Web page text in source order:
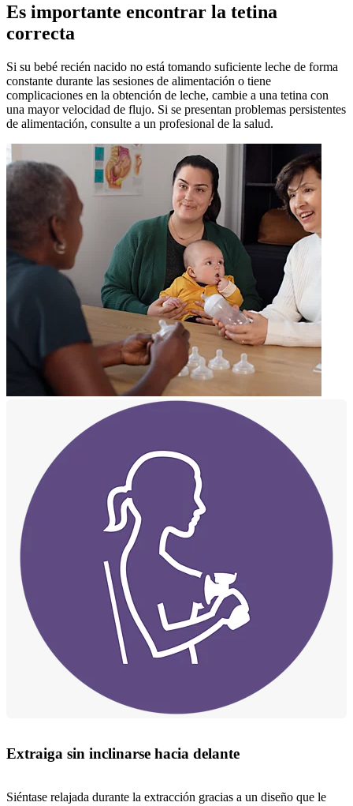
Es importante encontrar la tetina
correcta
Si su bebé recién nacido no está tomando suficiente leche de forma
constante durante las sesiones de alimentación o tiene
complicaciones en la obtención de leche, cambie a una tetina con
una mayor velocidad de flujo. Si se presentan problemas persistentes
de alimentación, consulte a un profesional de la salud.
Extraiga sin inclinarse hacia delante
Siéntase relajada durante la extracción gracias a un diseño que le